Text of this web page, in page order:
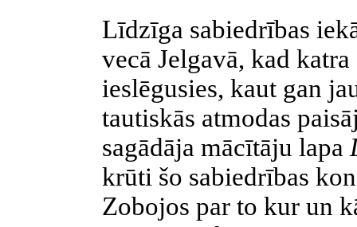
Līdzīga sabiedrības
vecā Jelgavā, kad
ieslēgusies, kaut gan
tautiskās atmodas
sagādāja mācītāju lapa
krūti šo sabiedrības
Zobojos par to kur un